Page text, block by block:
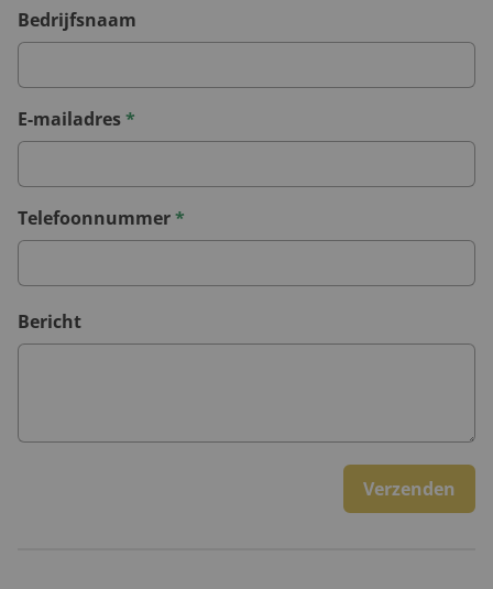
Bedrijfsnaam
E-mailadres*
Telefoonnummer*
Bericht
Verzenden